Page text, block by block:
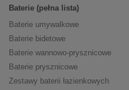
Baterie (pełna lista)
Baterie umywalkowe
Baterie bidetowe
Baterie wannowo-prysznicowe
Baterie prysznicowe
Zestawy baterii łazienkowych